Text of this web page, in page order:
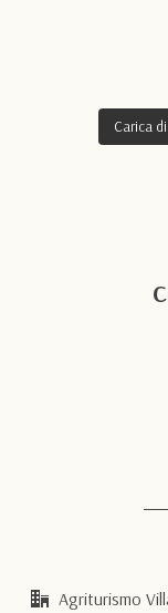
Carica
Agriturismo